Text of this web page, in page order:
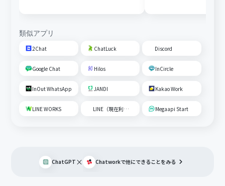
類似アプリ
2Chat ChatLuck Discord
Google Chat Hilos InCircle
InOut WhatsApp JANDI Kakao Work
LINE WORKS LINE（現在利用不可） Megaapi Start
ChatGPT × Chatworkで他にできることをみる